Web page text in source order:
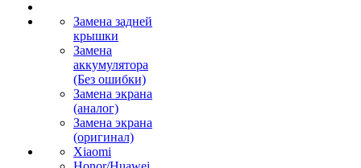
Замена задней
крышки
Замена
аккумулятора
(Без ошибки)
Замена экрана
(аналог)
Замена экрана
(оригинал)
Xiaomi